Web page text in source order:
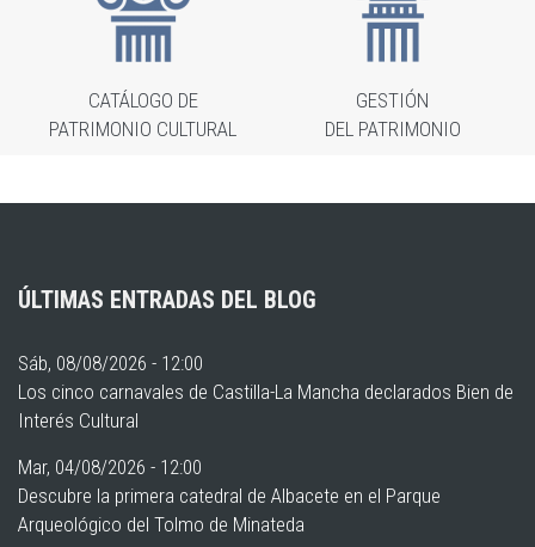
CATÁLOGO DE
PATRIMONIO CULTURAL
GESTIÓN
DEL PATRIMONIO
ÚLTIMAS ENTRADAS DEL BLOG
Sáb, 08/08/2026 - 12:00
Los cinco carnavales de Castilla-La Mancha declarados Bien de
Interés Cultural
Mar, 04/08/2026 - 12:00
Descubre la primera catedral de Albacete en el Parque
Arqueológico del Tolmo de Minateda